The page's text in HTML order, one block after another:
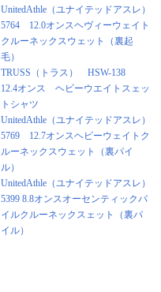
UnitedAthle（ユナイテッドアスレ）
5764 12.0オンスヘヴィーウェイト
クルーネックスウェット（裏起
毛）
TRUSS（トラス） HSW-138
12.4オンス ヘビーウエイトスェッ
トシャツ
UnitedAthle（ユナイテッドアスレ）
5769 12.7オンスヘビーウェイトク
ルーネックスウェット（裏パイ
ル）
UnitedAthle（ユナイテッドアスレ）
5399 8.8オンスオーセンティックパ
イルクルーネックスェット（裏パ
イル）